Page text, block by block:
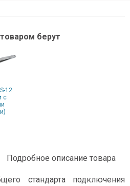
берут
12
с
Подробное описание товара
стандарта подключения